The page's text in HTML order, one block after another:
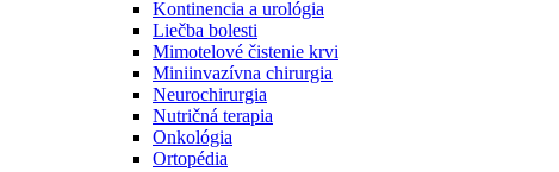
Kontinencia a urológia
Liečba bolesti
Mimotelové čistenie krvi
Miniinvazívna chirurgia
Neurochirurgia
Nutričná terapia
Onkológia
Ortopédia